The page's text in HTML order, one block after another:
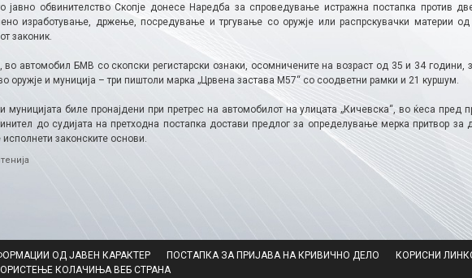
јавно обвинителство Скопје донесе Наредба за спроведување истражна постапка против
изработување, држење, посредување и тргување со оружје или распрскувачки материи
законик.
во автомобил БМВ со скопски регистарски ознаки, осомничените на возраст од 35 и 34
оружје и муниција – три пиштоли марка „Црвена застава М57“ со соодветни рамки и 21 куршум.
муницијата биле пронајдени при претрес на автомобилот на улицата „Кичевска“, во ќеса
до судијата на претходна постапка достави предлог за определување мерка притвор за
исполнети законските основи.
ОД ЈАВЕН КАРАКТЕР ПОСТАПКА ЗА ПРИЈАВА НА КРИВИЧНО ДЕЛО
КОРИСНИ
КОЛАЧИЊА ВЕБ СТРАНА